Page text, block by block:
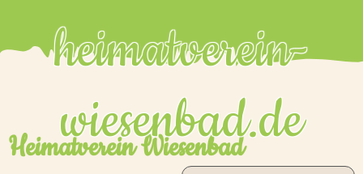
heimatverein-
wiesenbad.de
Heimatverein Wiesenbad